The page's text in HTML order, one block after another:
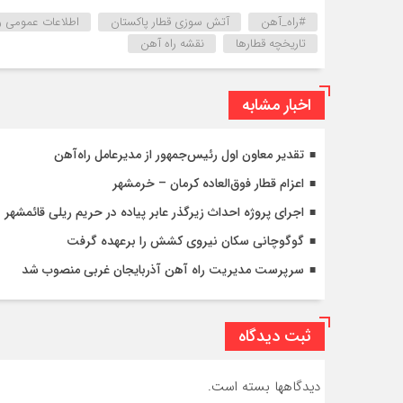
#راه_آهن آتش سوزی قطار پاکستان اطلاعات عمومی
تاریخچه قطارها
نقشه راه آهن
اخبار مشابه
تقدیر معاون اول رئیس‌جمهور از مدیرعامل راه‌آهن
اعزام قطار فوق‌العاده کرمان – خرمشهر
اجرای پروژه احداث زیرگذر عابر پیاده در حریم ریلی قائمشهر
گوگوچانی سکان نیروی کشش را برعهده گرفت
سرپرست مدیریت راه آهن آذربایجان غربی منصوب شد
ثبت دیدگاه
دیدگاهها بسته است.